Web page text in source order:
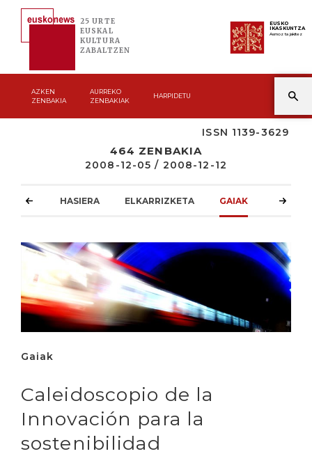
25 URTE
EUSKAL
KULTURA
ZABALTZEN
EUSKO
IKASKUNTZA
Asmoz ta jakitez
AZKEN
ZENBAKIA
AURREKO
ZENBAKIAK
HARPIDETU
ISSN 1139-3629
464 ZENBAKIA
2008-12-05 / 2008-12-12
HASIERA ELKARRIZKETA GAIAK
Gaiak
Caleidoscopio de la
Innovación para la
sostenibilidad